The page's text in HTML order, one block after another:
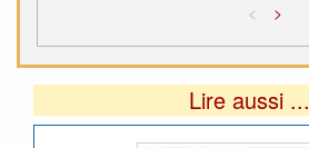
< >
Lire aussi ...